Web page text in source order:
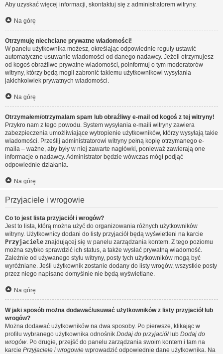
Aby uzyskać więcej informacji, skontaktuj się z administratorem witryny.
Na górę
Otrzymuję niechciane prywatne wiadomości!
W panelu użytkownika możesz, określając odpowiednie reguły ustawić
automatyczne usuwanie wiadomości od danego nadawcy. Jeżeli otrzymujesz
od kogoś obraźliwe prywatne wiadomości, poinformuj o tym moderatorów
witryny, którzy będą mogli zabronić takiemu użytkownikowi wysyłania
jakichkolwiek prywatnych wiadomości.
Na górę
Otrzymałem/otrzymałam spam lub obraźliwy e-mail od kogoś z tej witryny!
Przykro nam z tego powodu. System wysyłania e-maili witryny zawiera
zabezpieczenia umożliwiające wytropienie użytkowników, którzy wysyłają takie
wiadomości. Prześlij administratorowi witryny pełną kopię otrzymanego e-
maila – ważne, aby były w niej zawarte nagłówki, ponieważ zawierają one
informacje o nadawcy. Administrator będzie wówczas mógł podjąć
odpowiednie działania.
Na górę
Przyjaciele i wrogowie
Co to jest lista przyjaciół i wrogów?
Jest to lista, którą można użyć do organizowania różnych użytkowników
witryny. Użytkownicy dodani do listy przyjaciół będą wyświetleni na karcie
Przyjaciele znajdującej się w panelu zarządzania kontem. Z tego poziomu
można szybko sprawdzić ich status, a także wysłać prywatną wiadomość.
Zależnie od używanego stylu witryny, posty tych użytkowników mogą być
wyróżniane. Jeśli użytkownik zostanie dodany do listy wrogów, wszystkie posty
przez niego napisane domyślnie nie będą wyświetlane.
Na górę
W jaki sposób można dodawać/usuwać użytkowników z listy przyjaciół lub
wrogów?
Można dodawać użytkowników na dwa sposoby. Po pierwsze, klikając w
profilu wybranego użytkownika odnośnik Dodaj do przyjaciół lub Dodaj do
wrogów. Po drugie, przejść do panelu zarządzania swoim kontem i tam na
karcie Przyjaciele i wrogowie wprowadzić odpowiednie dane użytkownika. Na